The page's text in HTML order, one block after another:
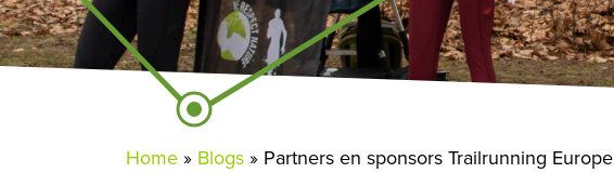
Home» Blogs» Partners en sponsors Trailrunning Europe